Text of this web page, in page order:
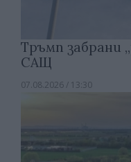
Тръмп забрани
САЩ
07.08.2026 / 13:30